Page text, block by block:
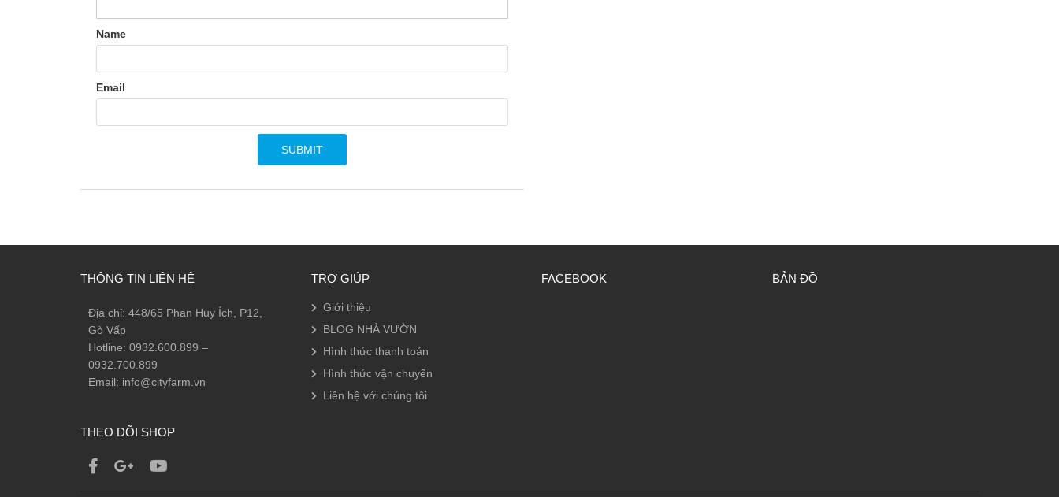
Name
Email
THÔNG TIN LIÊN HỆ
Địa chỉ: 448/65 Phan Huy Ích, P12,
Gò Vấp
Hotline: 0932.600.899 –
0932.700.899
Email: info@cityfarm.vn
THEO DÕI SHOP
TRỢ GIÚP
Giới thiệu
BLOG NHÀ VƯỜN
Hình thức thanh toán
Hình thức vận chuyển
Liên hệ với chúng tôi
FACEBOOK BẢN ĐỒ